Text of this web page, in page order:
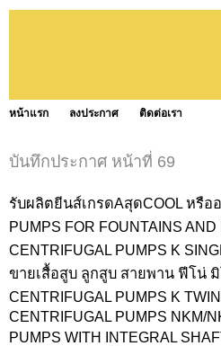
หน้าแรก ลงประกาศ ติดต่อเรา
บันทึกประกาศ หน้าที่ 69
รับผลิตยีนส์เกรดAสุดCOOL หรื
PUMPS FOR FOUNTAINS
CENTRIFUGAL PUMPS K
ขายเสื้อสูบ ลูกสูบ สายพาน ฟีโน่ มิ
CENTRIFUGAL PUMPS K
CENTRIFUGAL PUMPS NKM/
PUMPS WITH INTEGRAL